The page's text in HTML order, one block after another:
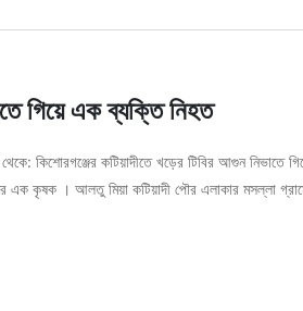
গিয়ে এক ব্য‍ক্তি নিহত
কিশোরগঞ্জের কটিয়াদীতে খড়ের টিবির আগুন নিভাতে
এক কৃষক । আলতু মিয়া কটিয়াদী পৌর এলাকার মসল্লা